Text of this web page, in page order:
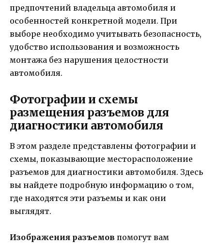
предпочтений владельца автомобиля и
особенностей конкретной модели. При
выборе необходимо учитывать безопасность,
удобство использования и возможность
монтажа без нарушения целостности
автомобиля.
Фотографии и схемы
размещения разъемов для
диагностики автомобиля
В этом разделе представлены фотографии и
схемы, показывающие месторасположение
разъемов для диагностики автомобиля. Здесь
вы найдете подробную информацию о том,
где находятся эти разъемы и как они
выглядят.
Изображения разъемов помогут вам